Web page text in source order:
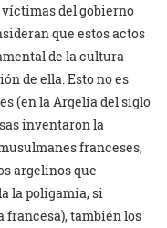
víctimas del gobierno
que estos actos
de la cultura
de ella. Esto no es
(en la Argelia del siglo
inventaron la
franceses,
argelinos que
la poligamia, si
francesa), también los